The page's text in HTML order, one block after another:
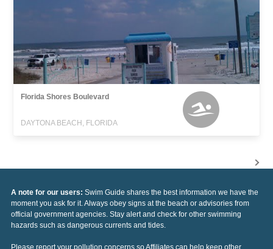
Florida Shores Boulevard
DAYTONA BEACH, FLORIDA
A note for our users: Swim Guide shares the best information we have the
moment you ask for it. Always obey signs at the beach or advisories from
official government agencies. Stay alert and check for other swimming
hazards such as dangerous currents and tides.
Please report your pollution concerns so Affiliates can help keep other